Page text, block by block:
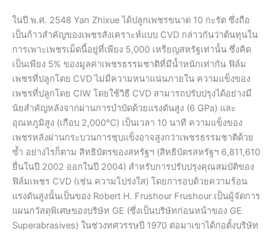
ในปี พ.ศ. 2548 Yan Zhixue ได้ปลูกเพชรขนาด 10 กะรัต ซึ่งถือ
เป็นก้าวสำคัญของเพชรสังเคราะห์แบบ CVD กล่าวกันว่าต้นทุนใน
การเพาะเพชรเม็ดนี้อยู่ที่เพียง 5,000 เหรียญสหรัฐเท่านั้น ซึ่งคิด
เป็นเพียง 5% ของมูลค่าเพชรธรรมชาติที่มีน้ำหนักเท่ากัน ฟิล์ม
เพชรที่ปลูกโดย CVD ไม่มีความหนาแน่นภายใน ความแข็งของ
เพชรที่ปลูกโดย CIW โดยใช้วิธี CVD สามารถปรับปรุงได้อย่างมี
นัยสำคัญหลังจากผ่านการบำบัดด้วยแรงดันสูง (6 GPa) และ
อุณหภูมิสูง (เกือบ 2,000℃) เป็นเวลา 10 นาที ความแข็งของ
เพชรหลังผ่านกระบวนการชุบแข็งอาจสูงกว่าเพชรธรรมชาติด้วย
ซ้ำ อย่างไรก็ตาม สิทธิบัตรของสหรัฐฯ (สิทธิบัตรสหรัฐฯ 6,811,610
ยื่นในปี 2002 ออกในปี 2004) สำหรับการปรับปรุงคุณสมบัติของ
ฟิล์มเพชร CVD (เช่น ความโปร่งใส) โดยการอบด้วยความร้อน
แรงดันสูงนั้นเป็นของ Robert H. Frushour Frushour เป็นผู้จัดการ
แผนกวัสดุพิเศษของบริษัท GE (ซึ่งเป็นบริษัทก่อนหน้าของ GE
Superabrasives) ในช่วงทศวรรษปี 1970 ต่อมาเขาได้ก่อตั้งบริษัท